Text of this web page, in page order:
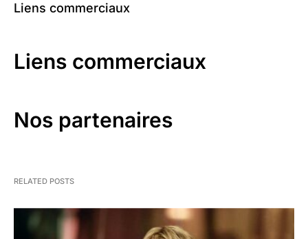
Liens commerciaux
Liens commerciaux
Nos partenaires
RELATED POSTS